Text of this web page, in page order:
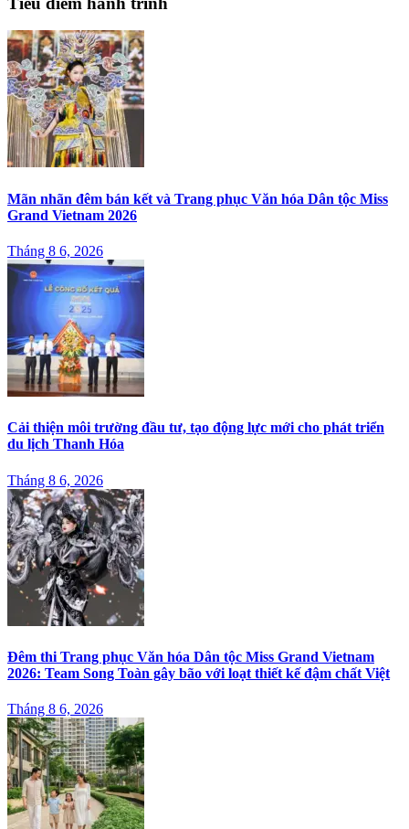
Mãn nhãn đêm bán kết và Trang phục Văn hóa Dân tộc Miss
Grand Vietnam 2026
Tháng 8 6, 2026
Cải thiện môi trường đầu tư, tạo động lực mới cho phát triển
du lịch Thanh Hóa
Tháng 8 6, 2026
Đêm thi Trang phục Văn hóa Dân tộc Miss Grand Vietnam
2026: Team Song Toàn gây bão với loạt thiết kế đậm chất Việt
Tháng 8 6, 2026